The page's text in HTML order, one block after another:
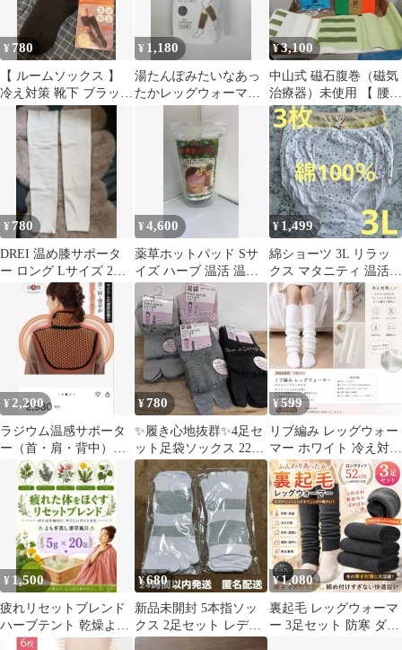
¥ 780
【 ルームソックス 】
冷え対策 靴下 ブラック
フリーサイズ 温活 新品
未使用
¥ 1,180
湯たんぽみたいなあっ
たかレッグウォーマー
¥3,100
中山式 磁石腹巻（磁気
治療器）未使用 【 腰
痛・冷え対策】
¥ 780
DREI 温め膝サポータ
ー ロング Lサイズ 2枚
入り 白 新品
¥4,600
薬草ホットパッド Sサ
イズ ハーブ 温活 温熱
ケア
¥1,499
綿ショーツ 3L リラッ
クス マタニティ 温活
深ばき 綿100％ まとめ
売り①
¥ 2,200
ラジウム温感サポータ
ー（首・肩・背中）ネ
ックウォーマー 日本製
¥780
✨履き心地抜群✨4足セ
ット足袋ソックス 22〜
24cm 【新品】
¥599
リブ編み レッグウォー
マー ホワイト 冷え対策
シンプル可愛い フィッ
ト感
¥ 1,500
疲れリセットブレンド
ハーブテント 乾燥よも
ぎ蒸し 入浴剤 座浴5ｇ
¥680
新品未開封 5本指ソッ
クス 2足セット レディ
ース ボーダー 蒸れ防止
¥1,080
裏起毛 レッグウォーマ
ー 3足セット 防寒 ダー